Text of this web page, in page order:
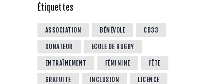
Étiquettes
ASSOCIATION BÉNÉVOLE CD33
DONATEUR ECOLE DE RUGBY
ENTRAÎNEMENT FÉMININE FÊTE
GRATUITE INCLUSION LICENCE